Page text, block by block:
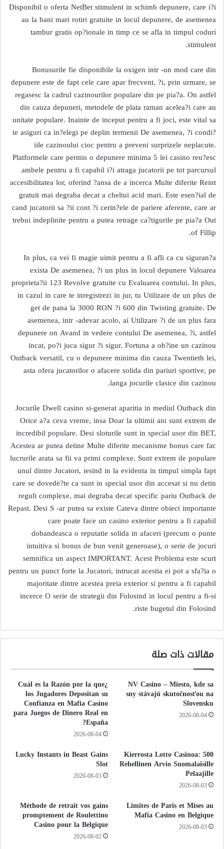
Disponibil o oferta NetBet stimulent in schimb depunere, care i?i
au la bani mari rotiri gratuite in locul depunere, de asemenea
tambur gratis op?ionale in timp ce se afla in timpul coduri
stimulent.
Bonusurile fie disponibile la oxigen intr -un mod care din
depunere este de fapt cele care apar frecvent, ?i, prin urmare, se
regasesc la cadrul cazinourilor populare din pe pia?a. On astfel
din cauza depuneri, metodele de plata raman acelea?i care au
unitate populare. Inainte de inceput pentru a fi joci, este vital sa
te asiguri ca in?elegi pe deplin termenii De asemenea, ?i condi?
iile cazinoului cioc pentru a preveni surprizele neplacute.
Platformele care permis o depunere minima 5 lei casino reu?esc
ambele pentru a fi capabil i?i atraga jucatorii pe tot parcursul
accesibilitatea lor, oferind ?ansa de a incerca Multe diferite Reint
gratuit mai degraba decat a cheltui acid mari. Este esen?ial de
cand jucatorii sa ?ii cont ?i cerin?ele de pariere aferente, care ar
trebui indeplinite pentru a putea retrage ca?tigurile pe pia?a Out
of Fillip.
In plus, ca vei fi magie uimit pentru a fi afli ca cu siguran?a
exista De asemenea, ?i un plus in locul depunere Valoarea
proprieta?ii 123 Revolve gratuite cu Evaluarea contului. In plus,
in cazul in care te inregistrezi in jur, tu Utilizare de un plus de
get de pana la 3000 RON ?i 600 din Twisting gratuite. De
asemenea, intr -adevar acolo, ai Utilizare ?i de un plus fara
depunere on Avand in vedere contului De asemenea, ?i, astfel
incat, po?i juca sigur ?i sigur. Fortuna a ob?ine un cazinou
Outback versatil, cu o depunere minima din cauza Twentieth lei,
asta ofera jucatorilor o afacere solida din pariuri sportive, pe
langa jocurile clasice din cazinou.
Jocurile Dwell casino si-generat aparitia in mediul Outback din
Orice a?a ceva vreme, insa Doar la ultimii ani sunt extrem de
incredibil populare. Desi sloturile sunt in special usor din BET,
Acestea ar putea detine Multe diferite mecanisme bonus care fac
lucrurile arata sa fii va primi complexe. Sunt extrem de populare
unul dintre Jucatori, iesind in la evidenta in timpul simpla fapt
care se dovede?te ca sunt in special usor din accesat si nu detin
reguli complexe, mai degraba decat specific pariu Outback de
Repast. Desi S -ar putea sa existe Cateva dintre obiect importante
care poate face un casino exterior pentru a fi capabil
dobandeasca o reputatie solida in afaceri (precum o punte
intuitiva si bonus de bun venit generoase), o serie de jocuri
semnifica un aspect IMPORTANT. Acest Problema este scurt
pentru un punct forte la Jucatori, intrucat acestia ei pot a sfa?ia o
majoritate dintre acestea preia exterior si pentru a fi capabil
incerce O serie de strategii din Folosind in locul pentru a fi-si
riste bugetul din Folosind.
مقالات ذات صلة
NV Casino – Miesto, kde sa
sny stávajú skutočnosťou na
Slovensku
2026-08-04
¿Cuál es la Razón por la que
los Jugadores Depositan su
Confianza en Mafia Casino
para Juegos de Dinero Real en
España?
2026-08-04
500 Kierrosta Lotto Casinoa:
Rehellinen Arvio Suomalaisille
Pelaajille
2026-08-03
Lucky Instants in Beast Gains
Slot
2026-08-03
Limites de Paris et Mises au
Mafia Casino en Belgique
2026-08-03
Méthode de retrait vos gains
promptement de Roulettino
Casino pour la Belgique
2026-08-02